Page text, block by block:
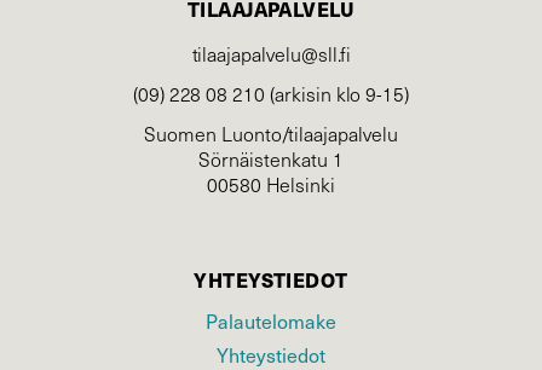
TILAAJAPALVELU
tilaajapalvelu@sll.fi
(09) 228 08 210 (arkisin klo 9-15)
Suomen Luonto/tilaajapalvelu
Sörnäistenkatu 1
00580 Helsinki
YHTEYSTIEDOT
Palautelomake
Yhteystiedot